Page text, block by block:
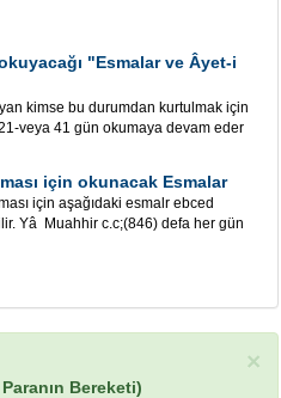
"Esmalar ve Âyet-i
kimse bu durumdan kurtulmak için
veya 41 gün okumaya devam eder
için okunacak Esmalar
için aşağıdaki esmalr ebced
Yâ Muahhir c.c;(846) defa her gün
×
Bereketi)